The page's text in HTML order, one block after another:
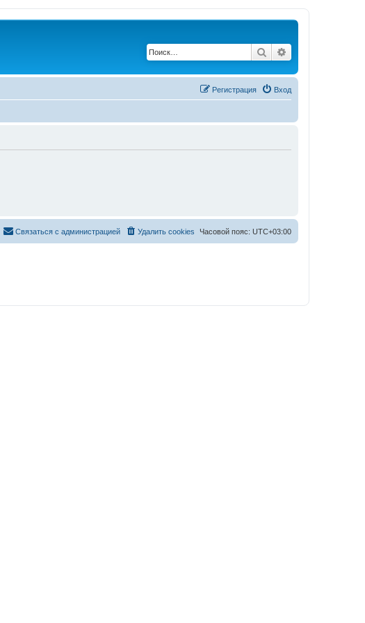
Поиск
Вход
Регистрация
Часовой пояс: UTC+03:00
Удалить cookies
Связаться с администрацией